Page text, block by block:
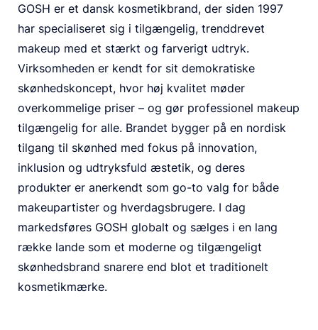
GOSH er et dansk kosmetikbrand, der siden 1997
har specialiseret sig i tilgængelig, trenddrevet
makeup med et stærkt og farverigt udtryk.
Virksomheden er kendt for sit demokratiske
skønhedskoncept, hvor høj kvalitet møder
overkommelige priser – og gør professionel makeup
tilgængelig for alle. Brandet bygger på en nordisk
tilgang til skønhed med fokus på innovation,
inklusion og udtryksfuld æstetik, og deres
produkter er anerkendt som go-to valg for både
makeupartister og hverdagsbrugere. I dag
markedsføres GOSH globalt og sælges i en lang
række lande som et moderne og tilgængeligt
skønhedsbrand snarere end blot et traditionelt
kosmetikmærke.